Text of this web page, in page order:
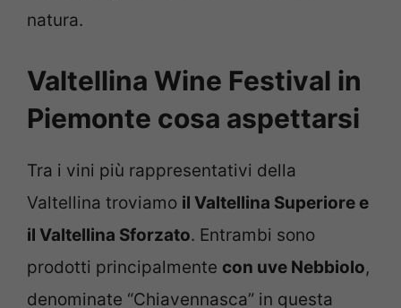
natura.
Valtellina Wine Festival in
Piemonte cosa aspettarsi
Tra i vini più rappresentativi della
Valtellina troviamo il Valtellina Superiore e
il Valtellina Sforzato. Entrambi sono
prodotti principalmente con uve Nebbiolo,
denominate “Chiavennasca” in questa